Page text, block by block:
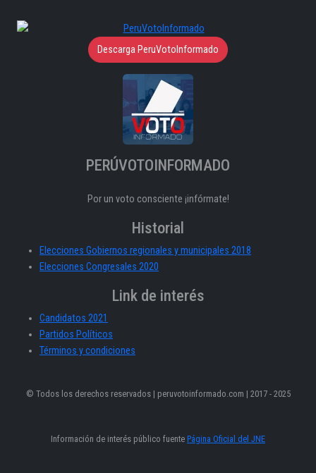
Descarga PeruVotoInformado
PERÚVOTOINFORMADO
Por un voto consciente ¡infórmate!
Historial
Elecciones Gobiernos regionales y municipales 2018
Elecciones Congresales 2020
Link de interés
Candidatos 2021
Partidos Políticos
Términos y condiciones
© Todos los derechos reservados | peruvotoinformado.com | 2017 - 2025
Información de interés público fuente Página Oficial del JNE